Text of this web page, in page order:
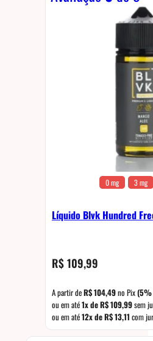
0 mg 3 mg
Líquido Blvk Hundred
R$109,99
A partir deR$104,49no Pix(5%
ou em até1x deR$109,99sem
ou em até12x deR$13,11 com